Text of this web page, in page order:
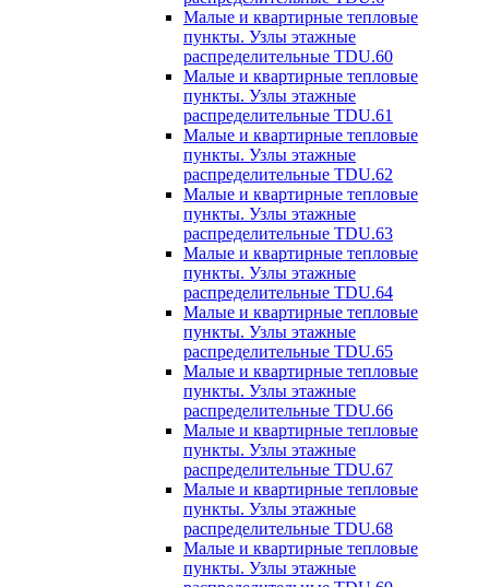
Малые и квартирные тепловые
пункты. Узлы этажные
распределительные TDU.60
Малые и квартирные тепловые
пункты. Узлы этажные
распределительные TDU.61
Малые и квартирные тепловые
пункты. Узлы этажные
распределительные TDU.62
Малые и квартирные тепловые
пункты. Узлы этажные
распределительные TDU.63
Малые и квартирные тепловые
пункты. Узлы этажные
распределительные TDU.64
Малые и квартирные тепловые
пункты. Узлы этажные
распределительные TDU.65
Малые и квартирные тепловые
пункты. Узлы этажные
распределительные TDU.66
Малые и квартирные тепловые
пункты. Узлы этажные
распределительные TDU.67
Малые и квартирные тепловые
пункты. Узлы этажные
распределительные TDU.68
Малые и квартирные тепловые
пункты. Узлы этажные